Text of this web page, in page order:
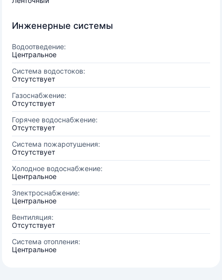
Инженерные системы
Водоотведение:
Центральное
Система водостоков:
Отсутствует
Газоснабжение:
Отсутствует
Горячее водоснабжение:
Отсутствует
Система пожаротушения:
Отсутствует
Холодное водоснабжение:
Центральное
Электроснабжение:
Центральное
Вентиляция:
Отсутствует
Система отопления:
Центральное